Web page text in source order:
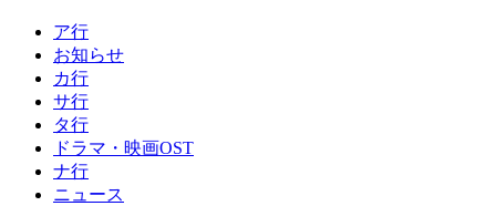
ア行
お知らせ
カ行
サ行
タ行
ドラマ・映画OST
ナ行
ニュース